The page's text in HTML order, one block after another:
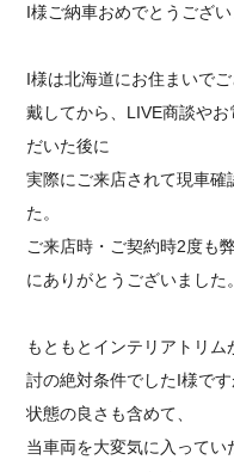
I様ご納車おめでとうござい
I様は北海道にお住まいで
戴してから、LIVE商談や
だいた後に
実際にご来店されて現車確
た。
ご来店時・ご契約時2度も
にありがとうございました。
もともとインテリアトリ
討の絶対条件でしたI様で
状態の良さも含めて、
当車両を大変気に入って